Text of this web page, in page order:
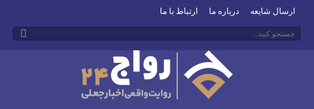
ارسال شایعه درباره ما ارتباط با ما